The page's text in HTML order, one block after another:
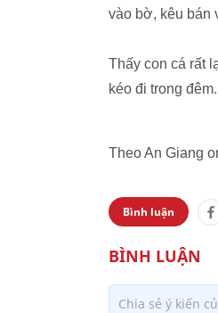
vào bờ, kêu bán
Thấy con cá rất
kéo đi trong đêm.
Theo An Giang
Bình luận